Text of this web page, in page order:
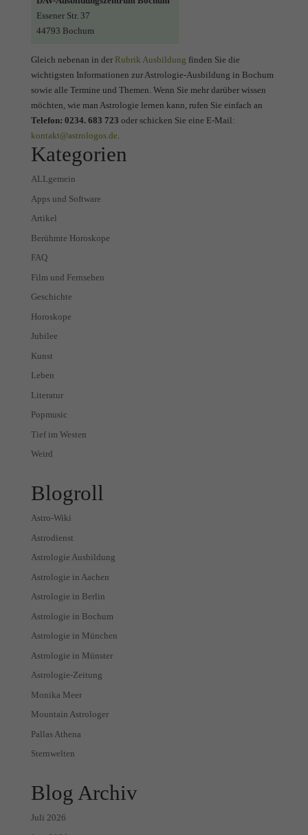
Essener Str. 37
44793 Bochum
Gleich nebenan in der Rubrik Ausbildung finden Sie die
wichtigsten Informationen zur Astrologie-Ausbildung in Bochum
sowie alle Termine und Themen. Wenn Sie mehr darüber wissen
möchten, wie man Astrologie lernen kann, rufen Sie einfach an
Telefon: 0234. 683 723 oder schicken Sie eine E-Mail:
kontakt@astrologos.de.
Kategorien
ALLgemein
Apps und Software
Artikel
Berühmte Horoskope
FAQ
Film und Fernsehen
Geschichte
Horoskope
Jubilee
Kunst
Leben
Literatur
Popmusic
Tief im Westen
Weird
Blogroll
Astro-Wiki
Astrodienst
Astrologie Ausbildung
Astrologie in Aachen
Astrologie in Berlin
Astrologie in Bochum
Astrologie in München
Astrologie in Münster
Astrologie-Zeitung
Monika Meer
Mountain Astrologer
Pallas Athena
Sternwelten
Blog Archiv
Juli 2026